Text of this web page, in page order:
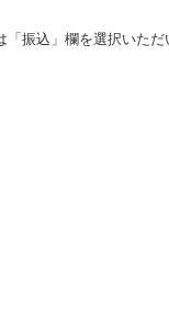
振込」欄を選択いただ